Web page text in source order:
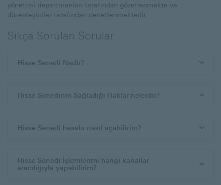
yönetimi departmanları tarafından gözetlenmekte ve
düzenleyiciler tarafından denetlenmektedir.
Sıkça Sorulan Sorular
Hisse Senedi Nedir?
Hisse Senedinin Sağladığı Haklar nelerdir?
Hisse Senedi hesabı nasıl açabilirim?
Hisse Senedi İşlemlerimi hangi kanallar
aracılığıyla yapabilirim?